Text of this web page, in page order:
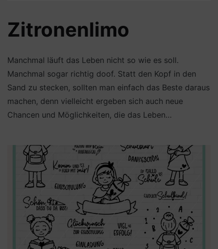
Zitronenlimo
Manchmal läuft das Leben nicht so wie es soll.
Manchmal sogar richtig doof. Statt den Kopf in den
Sand zu stecken, sollten man einfach das Beste daraus
machen, denn vielleicht ergeben sich auch neue
Chancen und Möglichkeiten, die das Leben…